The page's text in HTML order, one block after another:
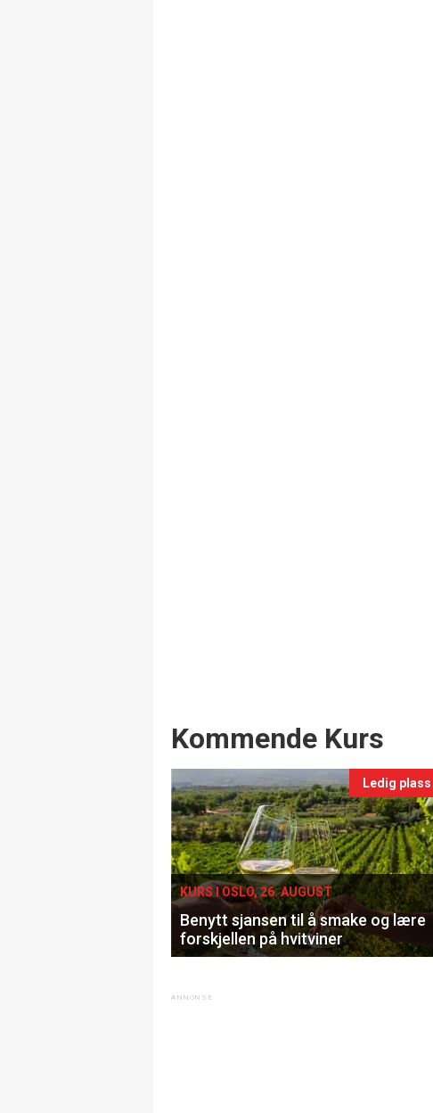
Events
Kommende Kurs
Ledig plass
KURS I OSLO, 26. AUGUST
Benytt sjansen til å smake og lære
forskjellen på hvitviner